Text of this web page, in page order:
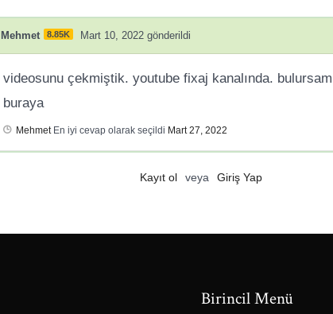
Mehmet 8.85K Mart 10, 2022 gönderildi
videosunu çekmiştik. youtube fixaj kanalında.
buraya
MehmetEn iyi cevap olarak seçildi Mart 27, 2022
Kayıt ol veya Giriş Yap
Birincil Menü